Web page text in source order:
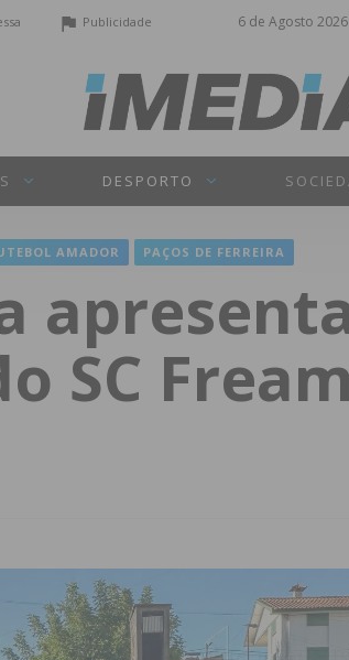
6 de Agosto 2026
Publicidade
DESPORTO
AMADOR PAÇOS DE FERREIRA
SC